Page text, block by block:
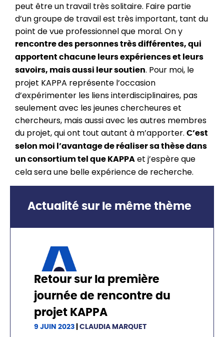
peut être un travail très solitaire. Faire partie
d’un groupe de travail est très important, tant du
point de vue professionnel que moral. On y
rencontre des personnes très différentes, qui
apportent chacune leurs expériences et leurs
savoirs, mais aussi leur soutien. Pour moi, le
projet KAPPA représente l’occasion
d’expérimenter les liens interdisciplinaires, pas
seulement avec les jeunes chercheures et
chercheurs, mais aussi avec les autres membres
du projet, qui ont tout autant à m’apporter. C’est
selon moi l’avantage de réaliser sa thèse dans
un consortium tel que KAPPA et j’espère que
cela sera une belle expérience de recherche.
Actualité sur le même thème
Retour sur la première
journée de rencontre du
projet KAPPA
9 JUIN 2023 CLAUDIA MARQUET